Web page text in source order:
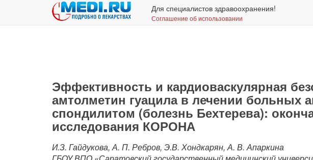
Для специалистов здравоохранения!
Соглашение об использовании
Эффективность и кардиоваскулярная
амтолметин гуацила в лечении больных
спондилитом (болезнь Бехтерева):
исследования КОРОНА
И.З. Гайдукова, А. П. Ребров, Э.В. Хондкарян, А. В. Апаркина